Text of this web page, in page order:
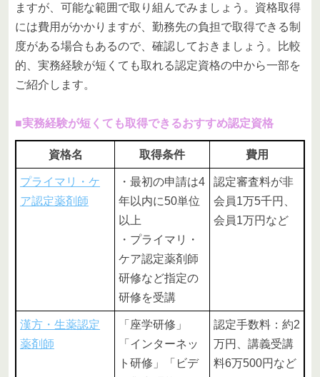
ますが、可能な範囲で取り組んでみましょう。資格取得
には費用がかかりますが、勤務先の負担で取得できる制
度がある場合もあるので、確認しておきましょう。比較
的、実務経験が短くても取れる認定資格の中から一部を
ご紹介します。
■実務経験が短くても取得できるおすすめ認定資格
資格名 取得条件 費用
プライマリ・ケ
ア認定薬剤師
・最初の申請は4
年以内に50単位
以上
・プライマリ・
ケア認定薬剤師
研修など指定の
研修を受講
認定審査料が非
会員1万5千円、
会員1万円など
漢方・生薬認定
薬剤師
「座学研修」
「インターネッ
ト研修」「ビデ
認定手数料：約2
万円、講義受講
料6万500円など